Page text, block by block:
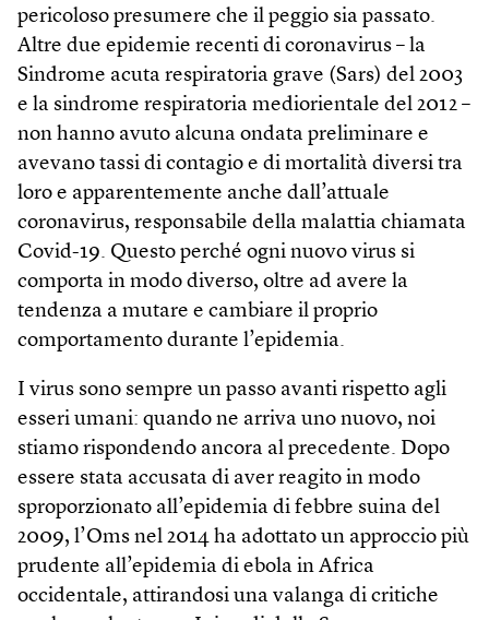
pericoloso presumere che il peggio sia passato.
Altre due epidemie recenti di coronavirus – la
Sindrome acuta respiratoria grave (Sars) del 2003
e la sindrome respiratoria mediorientale del 2012 –
non hanno avuto alcuna ondata preliminare e
avevano tassi di contagio e di mortalità diversi tra
loro e apparentemente anche dall’attuale
coronavirus, responsabile della malattia chiamata
Covid-19. Questo perché ogni nuovo virus si
comporta in modo diverso, oltre ad avere la
tendenza a mutare e cambiare il proprio
comportamento durante l’epidemia.
I virus sono sempre un passo avanti rispetto agli
esseri umani: quando ne arriva uno nuovo, noi
stiamo rispondendo ancora al precedente. Dopo
essere stata accusata di aver reagito in modo
sproporzionato all’epidemia di febbre suina del
2009, l’Oms nel 2014 ha adottato un approccio più
prudente all’epidemia di ebola in Africa
occidentale, attirandosi una valanga di critiche